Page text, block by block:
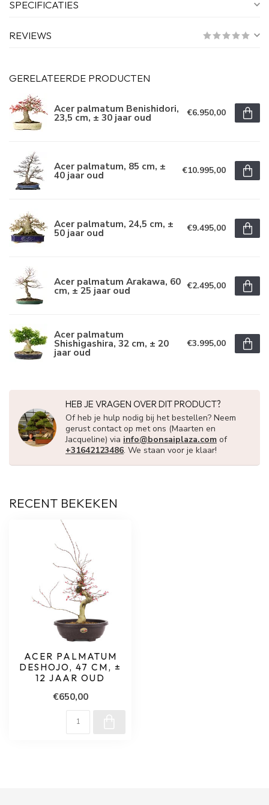
SPECIFICATIES
REVIEWS
GERELATEERDE PRODUCTEN
Acer palmatum Benishidori,
23,5 cm, ± 30 jaar oud €6.950,00
Acer palmatum, 85 cm, ±
40 jaar oud €10.995,00
Acer palmatum, 24,5 cm, ±
50 jaar oud €9.495,00
Acer palmatum Arakawa, 60
cm, ± 25 jaar oud €2.495,00
Acer palmatum
Shishigashira, 32 cm, ± 20
jaar oud
€3.995,00
HEB JE VRAGEN OVER DIT PRODUCT?
Of heb je hulp nodig bij het bestellen? Neem
gerust contact op met ons (Maarten en
Jacqueline) via info@bonsaiplaza.com of
+31642123486. We staan voor je klaar!
RECENT BEKEKEN
ACER PALMATUM
DESHOJO, 47 CM, ±
12 JAAR OUD
€650,00